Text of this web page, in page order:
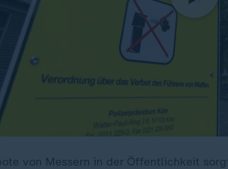
von Messern in der Öffentlichkeit